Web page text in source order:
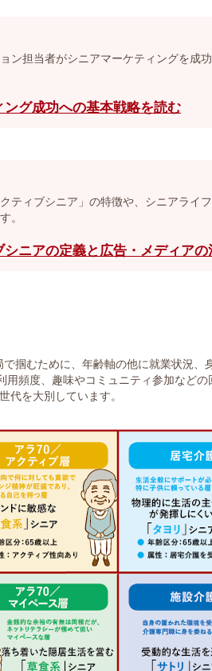
ン担当者がシニアマーケティングを成
グ成功への基本戦略を読む
ティブシニア」の特徴や、シニアライ
。
ニアの定義と広告・メディア
掴むために、年齢軸の他に就業状況、
頻度、趣味やコミュニティ参加など
を大別しています。